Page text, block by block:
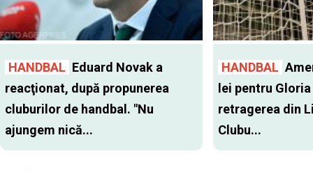
HANDBAL Eduard Novak a
reacţionat, după propunerea
cluburilor de handbal. "Nu
ajungem nică...
HANDBAL
lei pentru
retragerea din
Clubu...